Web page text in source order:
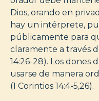
Dios, orando en
hay un intérprete,
públicamente para
claramente a través
14:26-28). Los dones
usarse de manera
(1 Corintios 14:4-5,26).